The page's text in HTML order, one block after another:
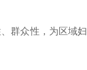
群众性，为区域